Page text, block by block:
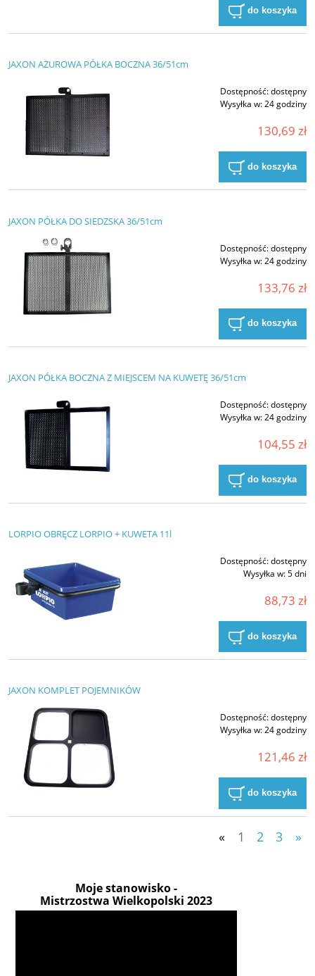
do koszyka
JAXON AŻUROWA PÓŁKA BOCZNA 36/51cm
Dostępność:dostępny
Wysyłka w:24 godziny
130,69 zł
do koszyka
JAXON PÓŁKA DO SIEDZSKA 36/51cm
Dostępność:dostępny
Wysyłka w:24 godziny
133,76 zł
do koszyka
JAXON PÓŁKA BOCZNA Z MIEJSCEM NA KUWETĘ 36/51cm
Dostępność:dostępny
Wysyłka w:24 godziny
104,55 zł
do koszyka
LORPIO OBRĘCZ LORPIO + KUWETA 11l
Dostępność:dostępny
Wysyłka w:5 dni
88,73 zł
do koszyka
JAXON KOMPLET POJEMNIKÓW
Dostępność:dostępny
Wysyłka w:24 godziny
121,46 zł
do koszyka
« 1 2 3 »
Moje stanowisko -
Mistrzostwa Wielkopolski 2023